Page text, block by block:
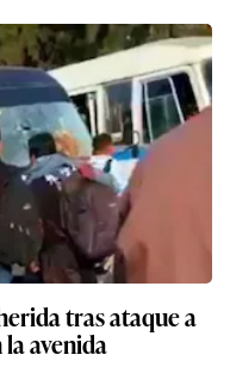
tras ataque a
avenida